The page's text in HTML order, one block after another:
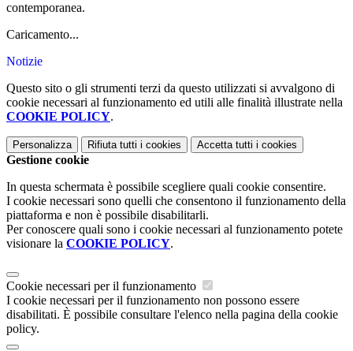
contemporanea.
Caricamento...
Notizie
Questo sito o gli strumenti terzi da questo utilizzati si avvalgono di
cookie necessari al funzionamento ed utili alle finalità illustrate nella
COOKIE POLICY.
Personalizza Rifiuta tutti i cookies Accetta tutti i cookies
Gestione cookie
In questa schermata è possibile scegliere quali cookie consentire.
I cookie necessari sono quelli che consentono il funzionamento della
piattaforma e non è possibile disabilitarli.
Per conoscere quali sono i cookie necessari al funzionamento potete
visionare la COOKIE POLICY.
Cookie necessari per il funzionamento
I cookie necessari per il funzionamento non possono essere
disabilitati. È possibile consultare l'elenco nella pagina della cookie
policy.